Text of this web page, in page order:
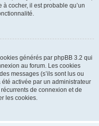
à cocher, il est probable qu’un
générés par phpBB 3.2 qui
au forum. Les cookies
messages (s’ils sont lus ou
activée par un administrateur
de connexion et de
les cookies.